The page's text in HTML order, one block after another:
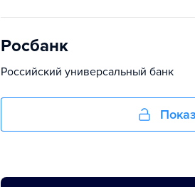
Росбанк
Российский универсальный банк